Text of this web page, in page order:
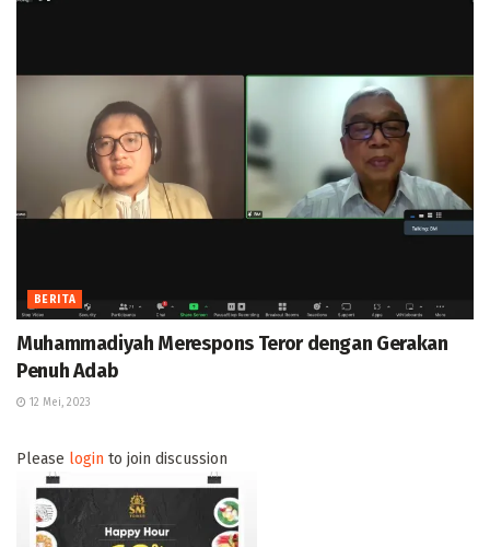
BERITA
Muhammadiyah Merespons Teror dengan Gerakan
Penuh Adab
12 Mei, 2023
Please login to join discussion